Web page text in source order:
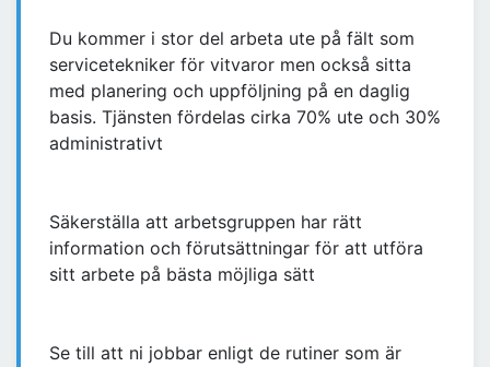
Du kommer i stor del arbeta ute på fält som
servicetekniker för vitvaror men också sitta
med planering och uppföljning på en daglig
basis. Tjänsten fördelas cirka 70% ute och 30%
administrativt
Säkerställa att arbetsgruppen har rätt
information och förutsättningar för att utföra
sitt arbete på bästa möjliga sätt
Se till att ni jobbar enligt de rutiner som är